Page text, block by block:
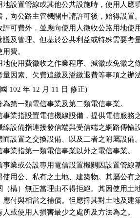
地設置管線或其他公共設施時，使用人應
，向公路主管機關申請許可後，始得設置
許可費外，並應向使用人徵收公路用地使
護及管理。但基於公共利益或特殊需要考
用地使用費。
地使用費徵收之作業程序、減徵或免徵之
量因素、欠費追繳及溢繳退費等事項之辦
102 年 12 月 11 日 修正)
為第一類電信事業及第二類電信事業。
事業指設置電信機線設備，提供電信服務
線設備指連接發信端與受信端之網路傳輸
而設置之交換設備、以及二者之附屬設備
事業指第一類電信事業以外之電信事業。
事業或公設專用電信設置機關因設置管線
使用公、私有之土地、建築物。其屬公有
（構）無正當理由不得拒絕。其因使用土
應付與相當之補償。但應擇其對土地及建
人或使用人損害最少之處所及方法為之。